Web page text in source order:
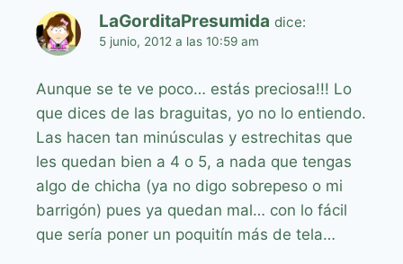
LaGorditaPresumida dice:
5 junio, 2012 a las 10:59 am
Aunque se te ve poco… estás preciosa!!! Lo
que dices de las braguitas, yo no lo entiendo.
Las hacen tan minúsculas y estrechitas que
les quedan bien a 4 o 5, a nada que tengas
algo de chicha (ya no digo sobrepeso o mi
barrigón) pues ya quedan mal… con lo fácil
que sería poner un poquitín más de tela…